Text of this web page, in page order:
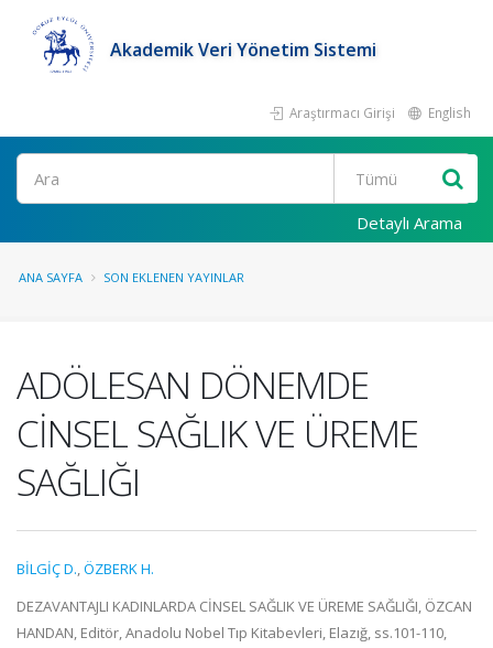
Akademik Veri Yönetim Sistemi
Araştırmacı Girişi English
Ara
Detaylı Arama
ANA SAYFA SON EKLENEN YAYINLAR
ADÖLESAN DÖNEMDE
CİNSEL SAĞLIK VE ÜREME
SAĞLIĞI
BİLGİÇ D.,ÖZBERK H.
DEZAVANTAJLI KADINLARDA CİNSEL SAĞLIK VE ÜREME SAĞLIĞI, ÖZCAN
HANDAN, Editör, Anadolu Nobel Tıp Kitabevleri, Elazığ, ss.101-110,